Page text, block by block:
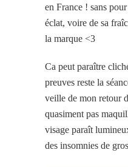
en France ! sans
éclat, voire de sa
la marque <3
Ca peut paraître
preuves reste la
veille de mon retour
quasiment pas
visage paraît
des insomnies de